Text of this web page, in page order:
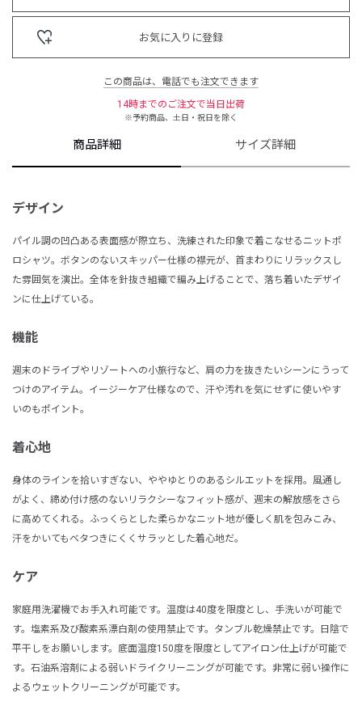
お気に入りに登録
この商品は、電話でも注文できます
14時までのご注文で当日出荷
※予約商品、土日・祝日を除く
商品詳細 サイズ詳細
デザイン
パイル調の凹凸ある表面感が際立ち、洗練された印象で着こなせるニットポ
ロシャツ。ボタンのないスキッパー仕様の襟元が、首まわりにリラックスし
た雰囲気を演出。全体を針抜き組織で編み上げることで、落ち着いたデザイ
ンに仕上げている。
機能
週末のドライブやリゾートへの小旅行など、肩の力を抜きたいシーンにうって
つけのアイテム。イージーケア仕様なので、汗や汚れを気にせずに使いやす
いのもポイント。
着心地
身体のラインを拾いすぎない、ややゆとりのあるシルエットを採用。風通し
がよく、締め付け感のないリラクシーなフィット感が、週末の解放感をさら
に高めてくれる。ふっくらとした柔らかなニット地が優しく肌を包みこみ、
汗をかいてもベタつきにくくサラッとした着心地だ。
ケア
家庭用洗濯機でお手入れ可能です。温度は40度を限度とし、手洗いが可能で
す。塩素系及び酸素系漂白剤の使用禁止です。タンブル乾燥禁止です。日陰で
平干しをお願いします。底面温度150度を限度としてアイロン仕上げが可能で
す。石油系溶剤による弱いドライクリーニングが可能です。非常に弱い操作に
よるウェットクリーニングが可能です。